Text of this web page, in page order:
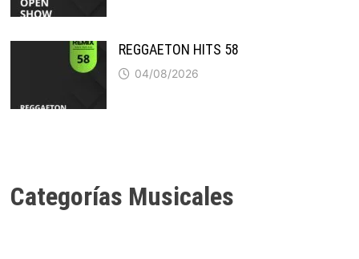
REGGAETON HITS 58
04/08/2026
Categorías Musicales